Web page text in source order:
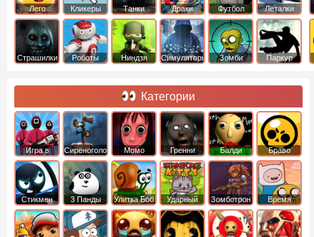
Лего Кликеры Танки Драки Футбол Леталки
Страшилки Роботы Ниндзя Симуляторы Зомби Паркур
Категории
Игра в
Кальмара
Сиреноголовый Момо Гренни Балди
Браво
Старс
Стикмен 3 Панды Улитка Боб
Ударный
отряд котят
Зомботрон
Время
Приключений